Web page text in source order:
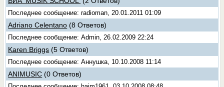
Последнее сообщение: radioman, 20.01.2011 01:09
Adriano Celentano (8 Ответов)
Последнее сообщение: Admin, 26.02.2009 22:24
Karen Briggs (5 Ответов)
Последнее сообщение: Аннушка, 10.10.2008 11:14
ANIMUSIC (0 Ответов)